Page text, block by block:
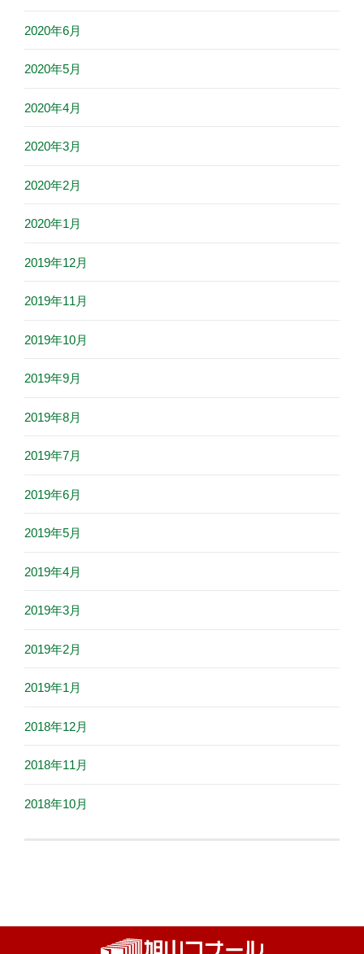
2020年6月
2020年5月
2020年4月
2020年3月
2020年2月
2020年1月
2019年12月
2019年11月
2019年10月
2019年9月
2019年8月
2019年7月
2019年6月
2019年5月
2019年4月
2019年3月
2019年2月
2019年1月
2018年12月
2018年11月
2018年10月